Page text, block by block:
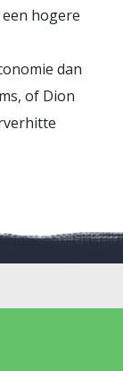
hogere
dan
of Dion